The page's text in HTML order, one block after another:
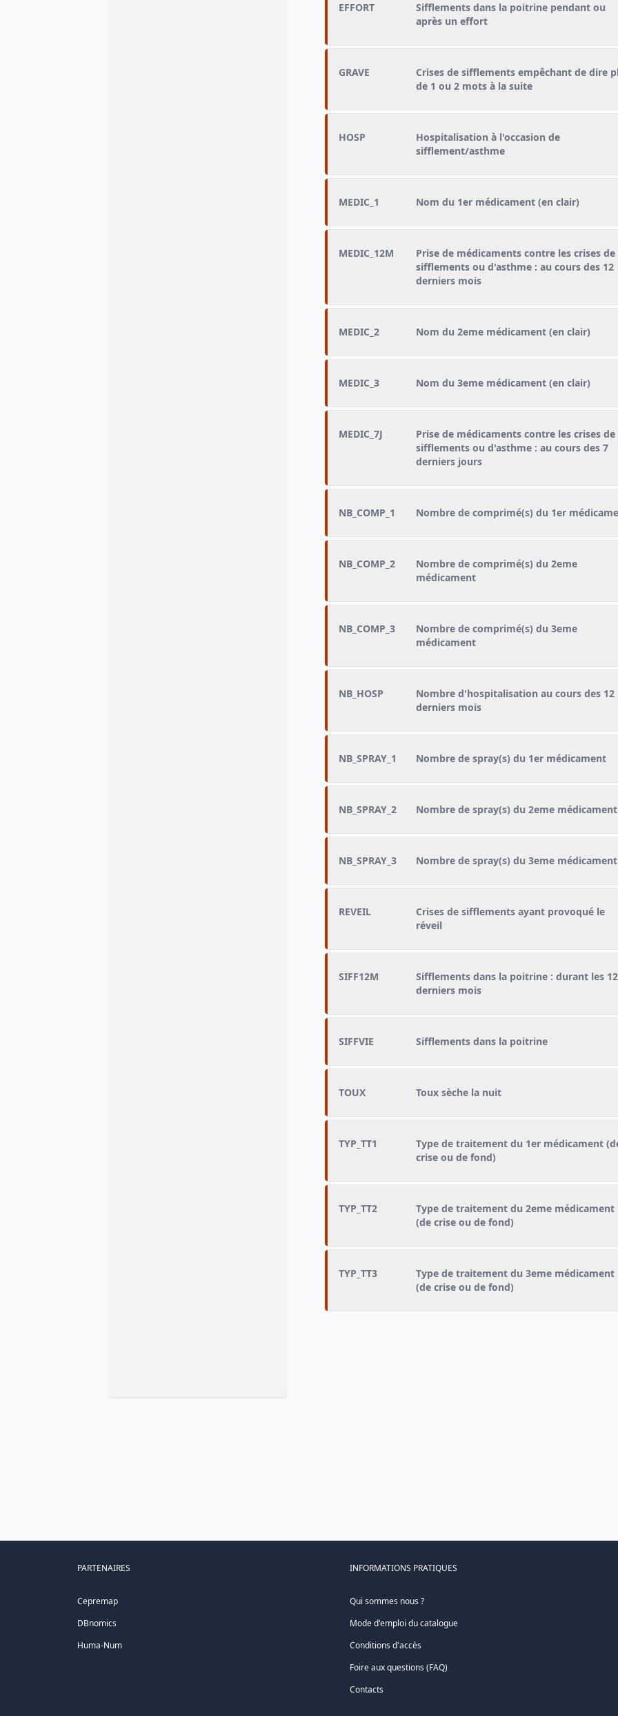
EFFORT
Sifflements dans la poitrine pendant ou
après un effort
GRAVE
Crises de sifflements empêchant de dire
de 1 ou 2 mots à la suite
HOSP
Hospitalisation à l'occasion de
sifflement/asthme
MEDIC_1 Nom du 1er médicament (en clair)
MEDIC_12M
Prise de médicaments contre les crises de
sifflements ou d'asthme : au cours des 12
derniers mois
MEDIC_2 Nom du 2eme médicament (en clair)
MEDIC_3 Nom du 3eme médicament (en clair)
MEDIC_7J
Prise de médicaments contre les crises de
sifflements ou d'asthme : au cours des 7
derniers jours
NB_COMP_1 Nombre de comprimé(s) du 1er
NB_COMP_2
Nombre de comprimé(s) du 2eme
médicament
NB_COMP_3
Nombre de comprimé(s) du 3eme
médicament
NB_HOSP
Nombre d'hospitalisation au cours des 12
derniers mois
NB_SPRAY_1 Nombre de spray(s) du 1er médicament
NB_SPRAY_2 Nombre de spray(s) du 2eme médicament
NB_SPRAY_3 Nombre de spray(s) du 3eme médicament
REVEIL
Crises de sifflements ayant provoqué le
réveil
SIFF12M
Sifflements dans la poitrine : durant les 12
derniers mois
SIFFVIE Sifflements dans la poitrine
TOUX Toux sèche la nuit
TYP_TT1
Type de traitement du 1er médicament
crise ou de fond)
TYP_TT2
Type de traitement du 2eme médicament
(de crise ou de fond)
TYP_TT3
Type de traitement du 3eme médicament
(de crise ou de fond)
PARTENAIRES
Cepremap
DBnomics
Huma-Num
INFORMATIONS PRATIQUES
Qui sommes nous ?
Mode d'emploi du catalogue
Conditions d'accès
Foire aux questions (FAQ)
Contacts